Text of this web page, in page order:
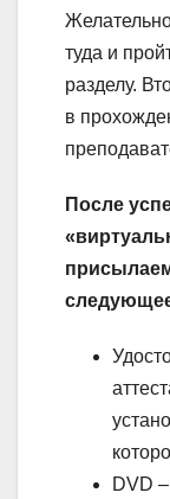
туда и
разделу.
в
После
DVD